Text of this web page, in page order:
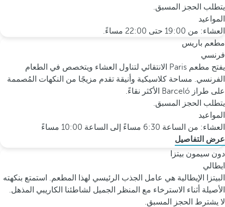
يتطلب الحجز المسبق.
المواعيد
العشاء: من 19:00 حتى 22:00 مساءً.
مطعم باريس
فرنسي
يفتح مطعم Paris الانتقائي لتناول العشاء ويتخصص في الطعام
الفرنسي. مساحة كلاسيكية وأنيقة تقدم مزيجًا من النكهات المُصممة
على طراز Barceló الأكثر نقاءً.
يتطلب الحجز المسبق.
المواعيد
العشاء: من الساعة 6:30 مساءً إلى الساعة 10:00 مساءً
عرض التفاصيل
دون سيمون بيتزا
ايطالي
البيتزا الإيطالية هي عامل الجذب الرئيسي لهذا المطعم. استمتع بنكهته
الأصيلة أثناء الاسترخاء مع المنظر الجميل لشاطئنا الكاريبي المذهل.
لا يشترط الحجز المسبق.